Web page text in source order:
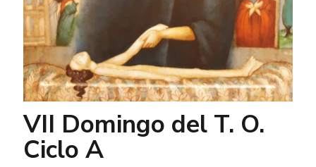
VII Domingo del T. O.
Ciclo A